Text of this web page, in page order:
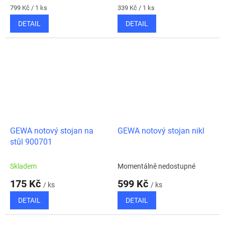
Měrná
cena:
799 Kč / 1 ks
DETAIL
Měrná
cena:
339 Kč / 1 ks
DETAIL
GEWA notový stojan na
stůl 900701
Skladem
175 Kč / ks
DETAIL
GEWA notový stojan nikl
Momentálně nedostupné
599 Kč / ks
DETAIL